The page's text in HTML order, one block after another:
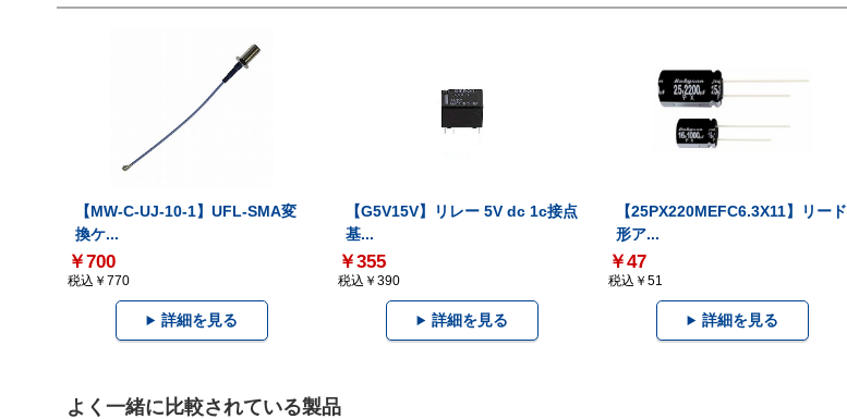
【MW-C-UJ-10-1】UFL-SMA変
換ケ...
￥700
税込￥770
詳細を見る
【G5V15V】リレー 5V dc 1c接点
基...
￥355
税込￥390
詳細を見る
【25PX220MEFC6.3X11】リード
形ア...
￥47
税込￥51
詳細を見る
よく一緒に比較されている製品